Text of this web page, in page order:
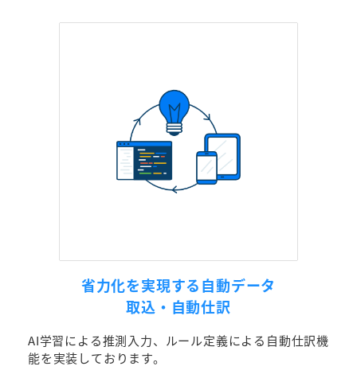
省力化を実現する自動データ
取込・自動仕訳
AI学習による推測入力、ルール定義による自動仕訳機
能を実装しております。